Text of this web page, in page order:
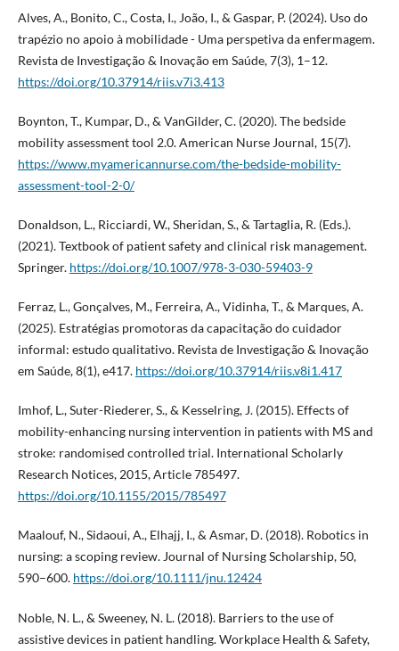
Alves, A., Bonito, C., Costa, I., João, I., & Gaspar, P. (2024). Uso do
trapézio no apoio à mobilidade - Uma perspetiva da enfermagem.
Revista de Investigação & Inovação em Saúde, 7(3), 1–12.
https://doi.org/10.37914/riis.v7i3.413
Boynton, T., Kumpar, D., & VanGilder, C. (2020). The bedside
mobility assessment tool 2.0. American Nurse Journal, 15(7).
https://www.myamericannurse.com/the-bedside-mobility-
assessment-tool-2-0/
Donaldson, L., Ricciardi, W., Sheridan, S., & Tartaglia, R. (Eds.).
(2021). Textbook of patient safety and clinical risk management.
Springer. https://doi.org/10.1007/978-3-030-59403-9
Ferraz, L., Gonçalves, M., Ferreira, A., Vidinha, T., & Marques, A.
(2025). Estratégias promotoras da capacitação do cuidador
informal: estudo qualitativo. Revista de Investigação & Inovação
em Saúde, 8(1), e417. https://doi.org/10.37914/riis.v8i1.417
Imhof, L., Suter-Riederer, S., & Kesselring, J. (2015). Effects of
mobility-enhancing nursing intervention in patients with MS and
stroke: randomised controlled trial. International Scholarly
Research Notices, 2015, Article 785497.
https://doi.org/10.1155/2015/785497
Maalouf, N., Sidaoui, A., Elhajj, I., & Asmar, D. (2018). Robotics in
nursing: a scoping review. Journal of Nursing Scholarship, 50,
590–600. https://doi.org/10.1111/jnu.12424
Noble, N. L., & Sweeney, N. L. (2018). Barriers to the use of
assistive devices in patient handling. Workplace Health & Safety,